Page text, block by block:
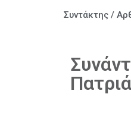
Συντάκτης /